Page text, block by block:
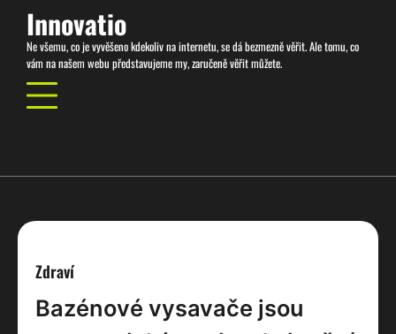
content
Innovatio
Ne všemu, co je vyvěšeno kdekoliv na internetu, se dá bezmezně věřit. Ale tomu, co
vám na našem webu představujeme my, zaručeně věřit můžete.
Zdraví
Bazénové vysavače jsou